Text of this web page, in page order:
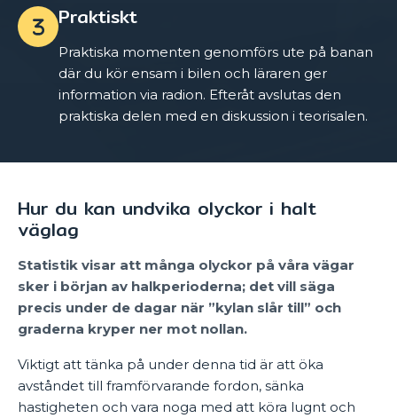
Praktiskt
Praktiska momenten genomförs ute på banan
där du kör ensam i bilen och läraren ger
information via radion. Efteråt avslutas den
praktiska delen med en diskussion i teorisalen.
Hur du kan undvika olyckor i halt
väglag
Statistik visar att många olyckor på våra vägar
sker i början av halkperioderna; det vill säga
precis under de dagar när ”kylan slår till” och
graderna kryper ner mot nollan.
Viktigt att tänka på under denna tid är att öka
avståndet till framförvarande fordon, sänka
hastigheten och vara noga med att köra lugnt och